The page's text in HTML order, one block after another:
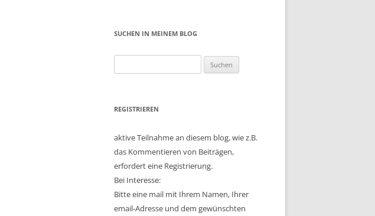
SUCHEN IN MEINEM BLOG
nach:
REGISTRIEREN
aktive Teilnahme an diesem blog, wie z.B.
das Kommentieren von Beiträgen,
erfordert eine Registrierung.
Bei Interesse:
Bitte eine mail mit Ihrem Namen, Ihrer
email-Adresse und dem gewünschten